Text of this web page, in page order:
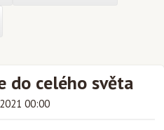
do celého světa
00:00